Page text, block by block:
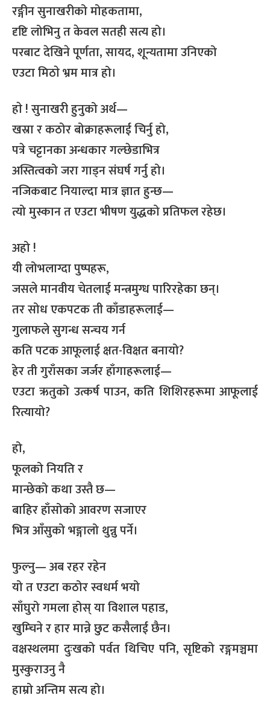
रङ्गीन सुनाखरीको मोहकतामा,
दृष्टि लोभिनु त केवल सतही सत्य हो।
परबाट देखिने पूर्णता, सायद, शून्यतामा उनिएको
एउटा मिठाे भ्रम मात्र हो।
हाे ! सुनाखरी हुनुको अर्थ—
खस्रा र कठोर बोक्राहरूलाई चिर्नु हो,
पत्रे चट्टानका अन्धकार गल्छेडाभित्र
अस्तित्वको जरा गाड्न संघर्ष गर्नु हो।
नजिकबाट नियाल्दा मात्र ज्ञात हुन्छ—
त्यो मुस्कान त एउटा भीषण युद्धको प्रतिफल रहेछ।
अहो !
यी लोभलाग्दा पुष्पहरू,
जसले मानवीय चेतलाई मन्त्रमुग्ध पारिरहेका छन्।
तर सोध एकपटक ती काँडाहरूलाई—
गुलाफले सुगन्ध सन्चय गर्न
कति पटक आफूलाई क्षत-विक्षत बनायो?
हेर ती गुराँसका जर्जर हाँगाहरूलाई—
एउटा ऋतुको उत्कर्ष पाउन, कति शिशिरहरूमा आफूलाई
रित्यायो?
हो,
फूलको नियति र
मान्छेको कथा उस्तै छ—
बाहिर हाँसोको आवरण सजाएर
भित्र आँसुको भङ्गालो थुन्नु पर्ने।
फुल्नु— अब रहर रहेन
यो त एउटा कठोर स्वधर्म भयो
साँघुरो गमला होस् या विशाल पहाड,
खुम्चिने र हार मान्ने छुट कसैलाई छैन।
वक्षस्थलमा दुःखको पर्वत थिचिए पनि, सृष्टिको रङ्गमञ्चमा
मुस्कुराउनु नै
हाम्रो अन्तिम सत्य हो।